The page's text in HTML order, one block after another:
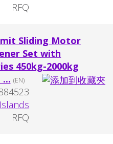
RFQ
Sliding Motor
Set with
450kg-2000kg
(EN)
RFQ